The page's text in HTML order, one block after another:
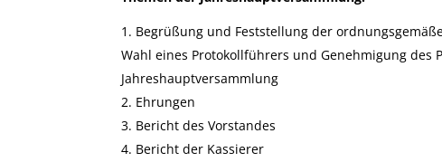
Begrüßung und Feststellung der
Wahl eines Protokollführers und Genehmigung des
Jahreshauptversammlung
Ehrungen
Bericht des Vorstandes
Bericht der Kassierer